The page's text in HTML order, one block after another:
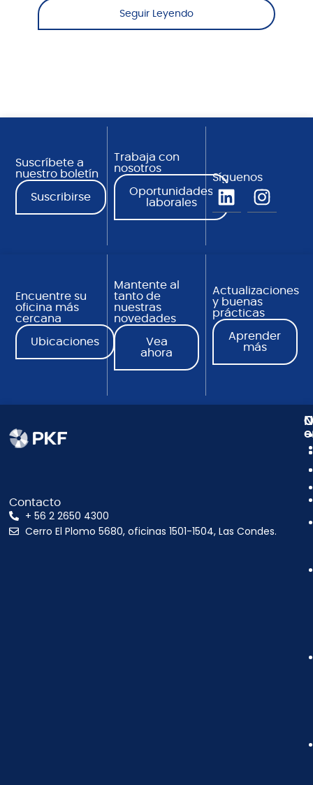
Seguir Leyendo
Suscríbete a
nuestro boletín
Suscribirse
Trabaja con
nosotros
Oportunidades
laborales
Síguenos
Encuentre su
oficina más
cercana
Ubicaciones
Mantente al
tanto de
nuestras
novedades
Vea
ahora
Actualizaciones
y buenas
prácticas
Aprender
más
Contacto
+ 56 2 2650 4300
Cerro El Plomo 5680, oficinas 1501-1504, Las Condes.